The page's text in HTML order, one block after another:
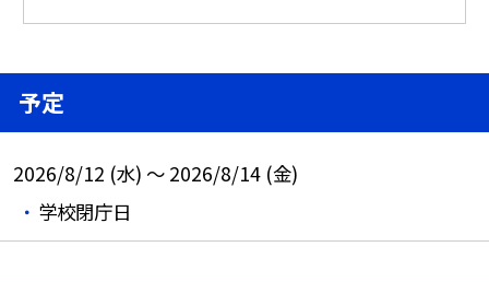
予定
2026/8/12 (水) ～ 2026/8/14 (金)
学校閉庁日